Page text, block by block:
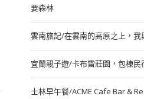
要森林
雲南旅記/在雲南的高原之上，我
宜蘭親子遊/卡布雷莊園，包棟民
士林早午餐/ACME Cafe Bar &